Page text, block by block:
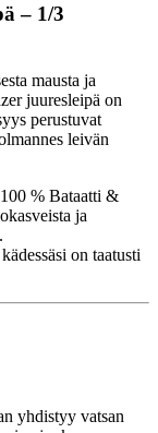
– 1/3
mausta ja
juuresleipä on
perustuvat
leivän
% Bataatti &
ja
on taatusti
yhdistyy vatsan